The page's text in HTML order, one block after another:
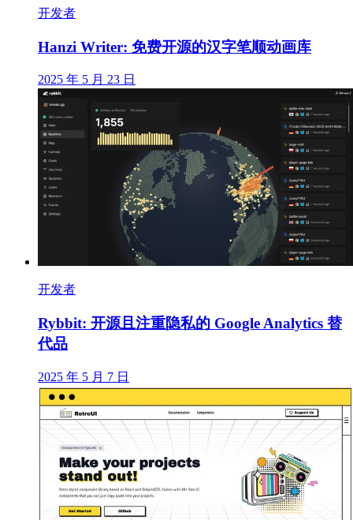
开发者
Hanzi Writer: 免费开源的汉字笔顺动画库
2025 年 5 月 23 日
开发者
Rybbit: 开源且注重隐私的 Google Analytics 替
代品
2025 年 5 月 7 日